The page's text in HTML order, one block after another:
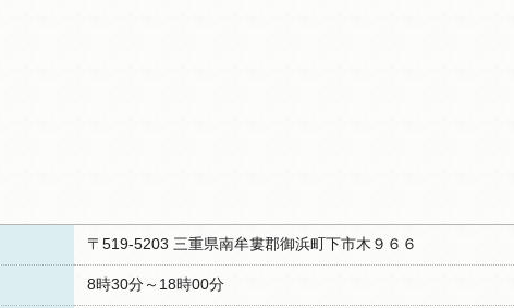
〒519-5203 三重県南牟婁郡御浜町下市木９６６
8時30分～18時00分